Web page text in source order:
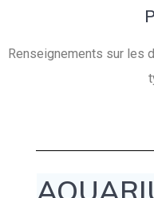
Renseignements sur les